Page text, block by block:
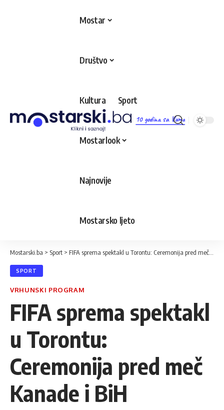
10 godina sa Vama
Mostar
Društvo
Kultura Sport
Mostarlook
Najnovije
Mostarsko ljeto
Mostarski.ba > Sport > FIFA sprema spektakl u Torontu: Ceremonija pred meč Kanade i BiH
SPORT
VRHUNSKI PROGRAM
FIFA sprema spektakl
u Torontu:
Ceremonija pred meč
Kanade i BiH